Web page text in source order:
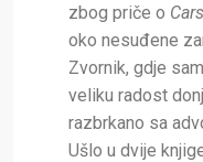
zbog priče o
oko nesuđene
Zvornik, gdje sam
veliku radost
razbrkano sa
Ušlo u dvije